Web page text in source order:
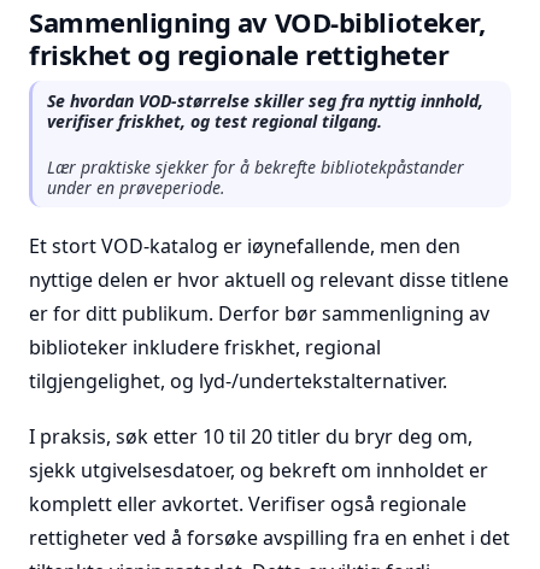
Sammenligning av VOD-biblioteker,
friskhet og regionale rettigheter
Se hvordan VOD-størrelse skiller seg fra nyttig innhold,
verifiser friskhet, og test regional tilgang.
Lær praktiske sjekker for å bekrefte bibliotekpåstander
under en prøveperiode.
Et stort VOD-katalog er iøynefallende, men den
nyttige delen er hvor aktuell og relevant disse titlene
er for ditt publikum. Derfor bør sammenligning av
biblioteker inkludere friskhet, regional
tilgjengelighet, og lyd-/undertekstalternativer.
I praksis, søk etter 10 til 20 titler du bryr deg om,
sjekk utgivelsesdatoer, og bekreft om innholdet er
komplett eller avkortet. Verifiser også regionale
rettigheter ved å forsøke avspilling fra en enhet i det